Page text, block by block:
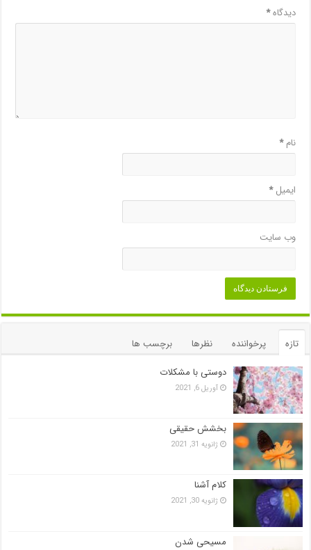
دیدگاه*
نام*
ایمیل*
وب‌ سایت
تازه پرخواننده نظرها
برچسب ها
دوستی با مشکلات
آوریل 6, 2021
بخشش حقیقی
ژانویه 31, 2021
کلام آشنا
ژانویه 30, 2021
مسیحی شدن